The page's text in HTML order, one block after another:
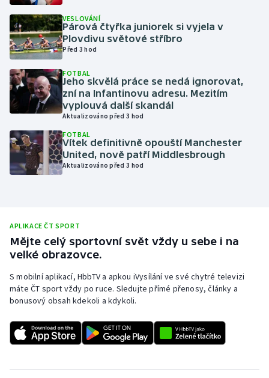
Lyže a snowboard
Moderní pětiboj
Motorsport
Parasport
Ragby
Rychlobruslení
Rychlostní kanoistika
Short track
VESLOVÁNÍ
Párová čtyřka juniorek si vyjela v
Plovdivu světové stříbro
Před 3 hod
FOTBAL
Jeho skvělá práce se nedá ignorovat,
zní na Infantinovu adresu. Mezitím
vyplouvá další skandál
Aktualizováno před 3 hod
FOTBAL
Vítek definitivně opouští Manchester
United, nově patří Middlesbrough
Aktualizováno před 3 hod
APLIKACE ČT SPORT
Mějte celý sportovní svět vždy u sebe i na
velké obrazovce.
S mobilní aplikací, HbbTV a apkou iVysílání ve své chytré televizi
máte ČT sport vždy po ruce. Sledujte přímé přenosy, články a
bonusový obsah kdekoli a kdykoli.